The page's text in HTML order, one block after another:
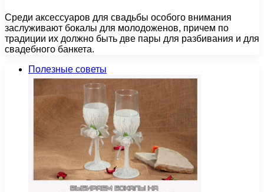
Среди аксессуаров для свадьбы особого внимания
заслуживают бокалы для молодоженов, причем по
традиции их должно быть две пары для разбивания и для
свадебного банкета.
Полезные советы